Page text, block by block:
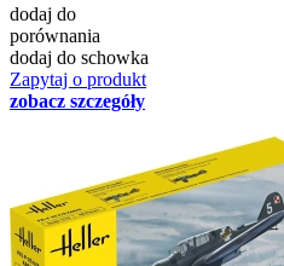
dodaj do
porównania
dodaj do schowka
Zapytaj o produkt
zobacz szczegóły